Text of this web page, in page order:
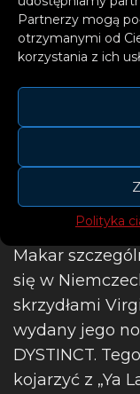
Partnerzy mogą
otrzymanymi od
korzystania z ich
Polityka
Makar
się w
skrzydłami
wydany jego
DYSTINCT.
kojarzyć z „Ya